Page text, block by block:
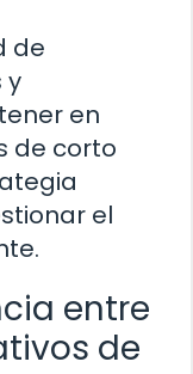
de
y
en
de corto
el
entre
de